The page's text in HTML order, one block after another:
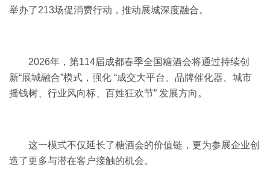
举办了213场促消费行动，推动展城深度融合。
2026年，第114届成都春季全国糖酒会将通过持续创
新“展城融合”模式，强化 “成交大平台、品牌催化器、城市
摇钱树、行业风向标、百姓狂欢节” 发展方向。
这一模式不仅延长了糖酒会的价值链，更为参展企业创
造了更多与潜在客户接触的机会。